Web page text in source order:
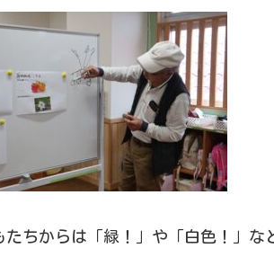
たちからは「緑！」や「白色！」な